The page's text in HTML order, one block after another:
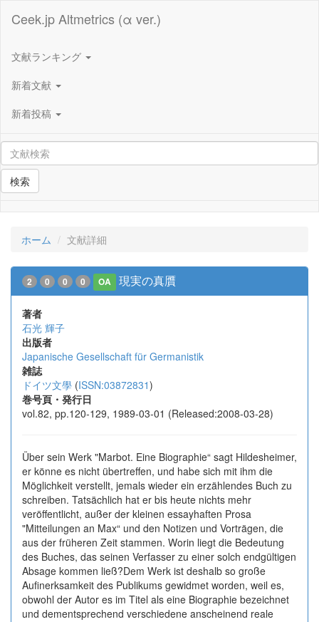
Ceek.jp Altmetrics (α ver.)
文献ランキング
新着文献
新着投稿
検索
ホーム 文献詳細
2 0 0 0 OA 現実の真贋
著者
石光 輝子
出版者
Japanische Gesellschaft für Germanistik
雑誌
ドイツ文學 (ISSN:03872831)
巻号頁・発行日
vol.82, pp.120-129, 1989-03-01 (Released:2008-03-28)
Über sein Werk "Marbot. Eine Biographie“ sagt Hildesheimer,
er könne es nicht übertreffen, und habe sich mit ihm die
Möglichkeit verstellt, jemals wieder ein erzählendes Buch zu
schreiben. Tatsächlich hat er bis heute nichts mehr
veröffentlicht, außer der kleinen essayhaften Prosa
"Mitteilungen an Max“ und den Notizen und Vorträgen, die
aus der früheren Zeit stammen. Worin liegt die Bedeutung
des Buches, das seinen Verfasser zu einer solch endgültigen
Absage kommen ließ?Dem Werk ist deshalb so große
Aufinerksamkeit des Publikums gewidmet worden, weil es,
obwohl der Autor es im Titel als eine Biographie bezeichnet
und dementsprechend verschiedene anscheinend reale